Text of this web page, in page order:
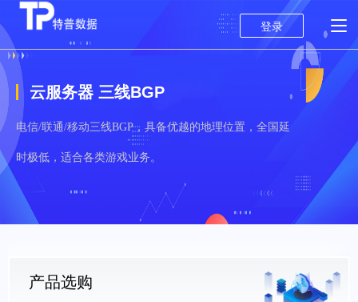
登录
云服务器 三线BGP
电信/联通/移动三线BGP，具备优越的地理位置，全国延
时极低，适合各类游戏业务。
产品选购